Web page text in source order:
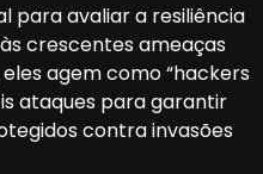
para avaliar a resiliência
crescentes ameaças
agem como “hackers
ataques para garantir
contra invasões